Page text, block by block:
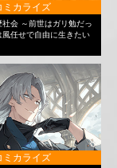
ミカライズ
会 ～前世はガリ勉だっ
風任せで自由に生きたい
ミカライズ